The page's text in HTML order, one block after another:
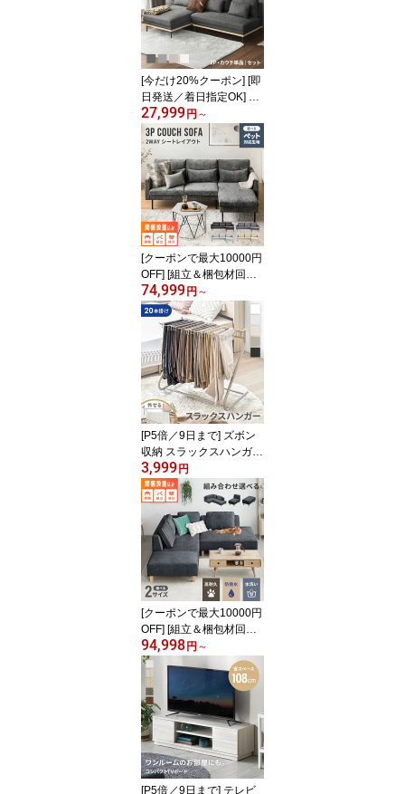
[今だけ20%クーポン] [即
日発送／着日指定OK] 3
人掛けソファー カウチソ
ファー ソファー 幅201c
m 3人掛け ウッドフレー
ム ポケットコイル クッ
ション付 カウチソファ
コーナーソファー ソファ
ーセット l字 布 ファブリ
ック モダンデザイン
27,999 円 ～
[クーポンで最大10000円
OFF] [組立＆梱包材回収
付き]ソファー カウチソ
ファ 3人掛け ソファ カウ
チソファー リビングソフ
ァー L字ソファー コーナ
ーソファー 3人掛けソフ
ァー 三人掛けソファー 3
Pソファー おしゃれ 洗え
る 布張り カバーリング
北欧
74,999 円 ～
[P5倍／9日まで] ズボン
収納 スラックスハンガー
20本掛け ズボンハンガ
ー パンツラック ボトム
スハンガー パンツハンガ
ー 大容量 キャスター コ
ンパクト スリム 白 黒 ハ
ンガー 押入れ収納 クロ
ーゼット収納 WIC
3,999 円
[クーポンで最大10000円
OFF] [組立＆梱包材回収
付き] ソファー カウチソ
ファ 3人掛け ソファーセ
ット フルカバーリング
洗える ソファ カウチソ
ファー ペット可 猫 爪 強
い 撥水 L字 コーナー コ
ーナーソファー オットマ
ン付き 4人掛け L字型 6
人掛け ソファセット 北
94,998 円 ～
[P5倍／9日まで] テレビ